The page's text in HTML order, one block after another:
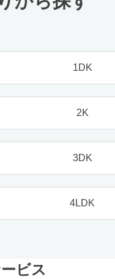
1DK
2K
3DK
4LDK
ビス